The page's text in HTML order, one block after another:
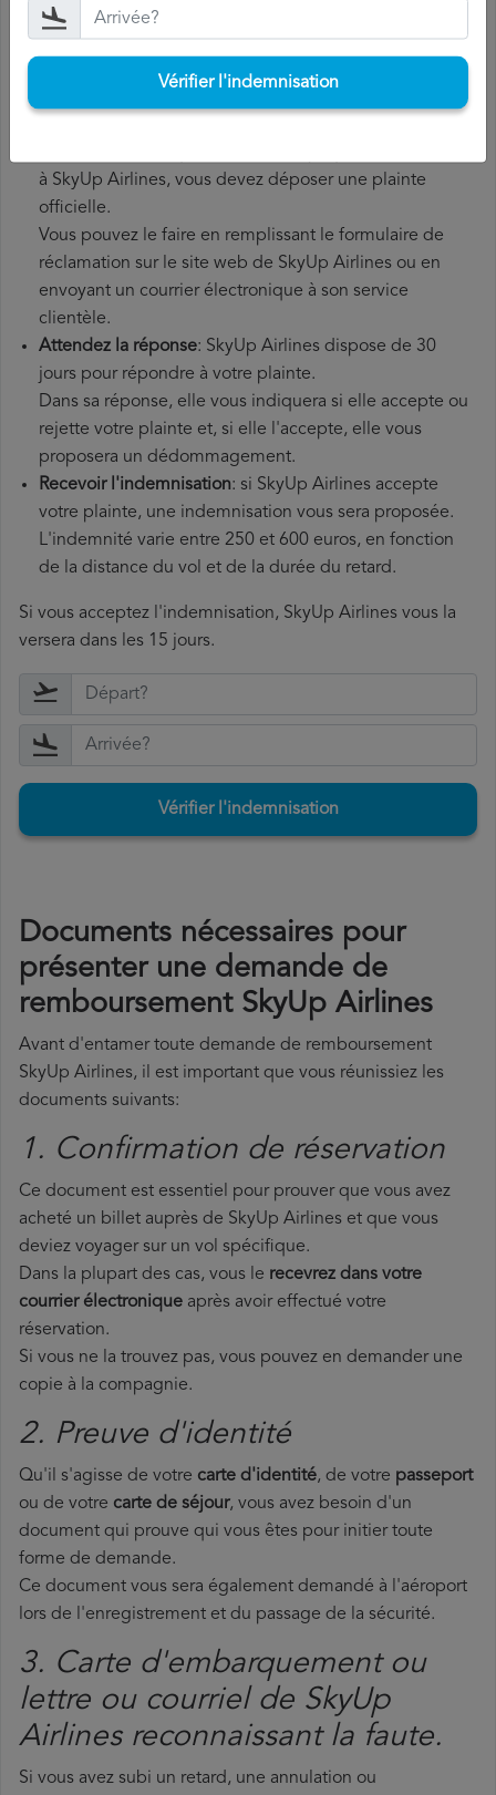
de conserver tous les documents relatifs au vol, tels que
la carte d'embarquement, le billet et les reçus des frais
supplémentaires que vous avez éventuellement dû
à SkyUp Airlines, vous devez déposer une plainte
officielle.
Vous pouvez le faire en remplissant le formulaire de
réclamation sur le site web de SkyUp Airlines ou en
envoyant un courrier électronique à son service
clientèle.
Attendez la réponse: SkyUp Airlines dispose de 30
jours pour répondre à votre plainte.
Dans sa réponse, elle vous indiquera si elle accepte ou
rejette votre plainte et, si elle l'accepte, elle vous
proposera un dédommagement.
Recevoir l'indemnisation: si SkyUp Airlines accepte
votre plainte, une indemnisation vous sera proposée.
L'indemnité varie entre 250 et 600 euros, en fonction
de la distance du vol et de la durée du retard.
Si vous acceptez l'indemnisation, SkyUp Airlines vous la
versera dans les 15 jours.
Vérifier l'indemnisation
Documents nécessaires pour
présenter une demande de
remboursement SkyUp Airlines
Avant d'entamer toute demande de remboursement
SkyUp Airlines, il est important que vous réunissiez les
documents suivants:
1. Confirmation de réservation
Ce document est essentiel pour prouver que vous avez
acheté un billet auprès de SkyUp Airlines et que vous
deviez voyager sur un vol spécifique.
Dans la plupart des cas, vous le recevrez dans votre
courrier électronique après avoir effectué votre
réservation.
Si vous ne la trouvez pas, vous pouvez en demander une
copie à la compagnie.
2. Preuve d'identité
Qu'il s'agisse de votre carte d'identité, de votre passeport
ou de votre carte de séjour, vous avez besoin d'un
document qui prouve qui vous êtes pour initier toute
forme de demande.
Ce document vous sera également demandé à l'aéroport
lors de l'enregistrement et du passage de la sécurité.
3. Carte d'embarquement ou
lettre ou courriel de SkyUp
Airlines reconnaissant la faute.
Si vous avez subi un retard, une annulation ou
Vérifier l'indemnisation